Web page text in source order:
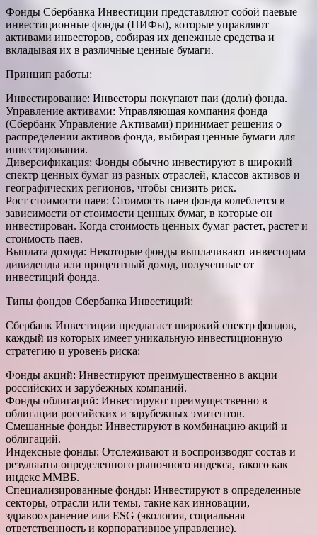
Фонды Сбербанка Инвестиции представляют собой паевые
инвестиционные фонды (ПИФы), которые управляют
активами инвесторов, собирая их денежные средства и
вкладывая их в различные ценные бумаги.
Принцип работы:
Инвестирование: Инвесторы покупают паи (доли) фонда.
Управление активами: Управляющая компания фонда
(Сбербанк Управление Активами) принимает решения о
распределении активов фонда, выбирая ценные бумаги для
инвестирования.
Диверсификация: Фонды обычно инвестируют в широкий
спектр ценных бумаг из разных отраслей, классов активов и
географических регионов, чтобы снизить риск.
Рост стоимости паев: Стоимость паев фонда колеблется в
зависимости от стоимости ценных бумаг, в которые он
инвестирован. Когда стоимость ценных бумаг растет, растет и
стоимость паев.
Выплата дохода: Некоторые фонды выплачивают инвесторам
дивиденды или процентный доход, полученные от
инвестиций фонда.
Типы фондов Сбербанка Инвестиций:
Сбербанк Инвестиции предлагает широкий спектр фондов,
каждый из которых имеет уникальную инвестиционную
стратегию и уровень риска:
Фонды акций: Инвестируют преимущественно в акции
российских и зарубежных компаний.
Фонды облигаций: Инвестируют преимущественно в
облигации российских и зарубежных эмитентов.
Смешанные фонды: Инвестируют в комбинацию акций и
облигаций.
Индексные фонды: Отслеживают и воспроизводят состав и
результаты определенного рыночного индекса, такого как
индекс ММВБ.
Специализированные фонды: Инвестируют в определенные
секторы, отрасли или темы, такие как инновации,
здравоохранение или ESG (экология, социальная
ответственность и корпоративное управление).